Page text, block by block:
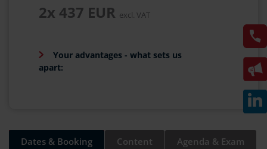
2x 437 EUR excl. VAT
Your advantages - what sets us
apart:
Dates & Booking Content
Agenda & Exam